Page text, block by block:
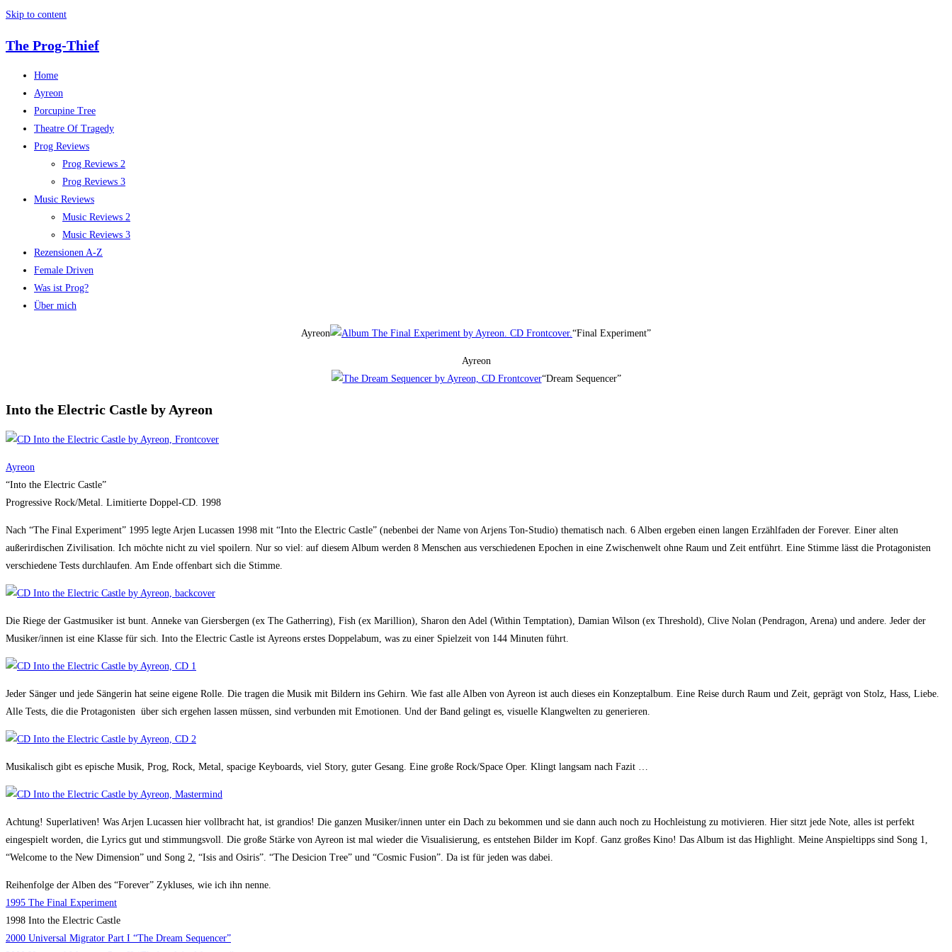
Skip to content
The Prog-Thief
Home
Ayreon
Porcupine Tree
Theatre Of Tragedy
Prog Reviews
Prog Reviews 2
Prog Reviews 3
Music Reviews
Music Reviews 2
Music Reviews 3
Rezensionen A-Z
Female Driven
Was ist Prog?
Über mich
Ayreon “Final Experiment”
Ayreon
“Dream Sequencer”
Into the Electric Castle by Ayreon
Ayreon
“Into the Electric Castle”
Progressive Rock/Metal. Limitierte Doppel-CD. 1998
Nach “The Final Experiment” 1995 legte Arjen Lucassen 1998 mit “Into the Electric Castle” (nebenbei der Name von Arjens Ton-Studio) thematisch nach. 6 Alben ergeben einen langen Erzählfaden der Forever. Einer alten
außerirdischen Zivilisation. Ich möchte nicht zu viel spoilern. Nur so viel: auf diesem Album werden 8 Menschen aus verschiedenen Epochen in eine Zwischenwelt ohne Raum und Zeit entführt. Eine Stimme lässt die Protagonisten
verschiedene Tests durchlaufen. Am Ende offenbart sich die Stimme.
Die Riege der Gastmusiker ist bunt. Anneke van Giersbergen (ex The Gatherring), Fish (ex Marillion), Sharon den Adel (Within Temptation), Damian Wilson (ex Threshold), Clive Nolan (Pendragon, Arena) und andere. Jeder der
Musiker/innen ist eine Klasse für sich. Into the Electric Castle ist Ayreons erstes Doppelabum, was zu einer Spielzeit von 144 Minuten führt.
Jeder Sänger und jede Sängerin hat seine eigene Rolle. Die tragen die Musik mit Bildern ins Gehirn. Wie fast alle Alben von Ayreon ist auch dieses ein Konzeptalbum. Eine Reise durch Raum und Zeit, geprägt von Stolz, Hass, Liebe.
Alle Tests, die die Protagonisten über sich ergehen lassen müssen, sind verbunden mit Emotionen. Und der Band gelingt es, visuelle Klangwelten zu generieren.
Musikalisch gibt es epische Musik, Prog, Rock, Metal, spacige Keyboards, viel Story, guter Gesang. Eine große Rock/Space Oper. Klingt langsam nach Fazit …
Achtung! Superlativen! Was Arjen Lucassen hier vollbracht hat, ist grandios! Die ganzen Musiker/innen unter ein Dach zu bekommen und sie dann auch noch zu Hochleistung zu motivieren. Hier sitzt jede Note, alles ist perfekt
eingespielt worden, die Lyrics gut und stimmungsvoll. Die große Stärke von Ayreon ist mal wieder die Visualisierung, es entstehen Bilder im Kopf. Ganz großes Kino! Das Album ist das Highlight. Meine Anspieltipps sind Song 1,
“Welcome to the New Dimension” und Song 2, “Isis and Osiris”. “The Desicion Tree” und “Cosmic Fusion”. Da ist für jeden was dabei.
Reihenfolge der Alben des “Forever” Zykluses, wie ich ihn nenne.
1995 The Final Experiment
1998 Into the Electric Castle
2000 Universal Migrator Part I “The Dream Sequencer”